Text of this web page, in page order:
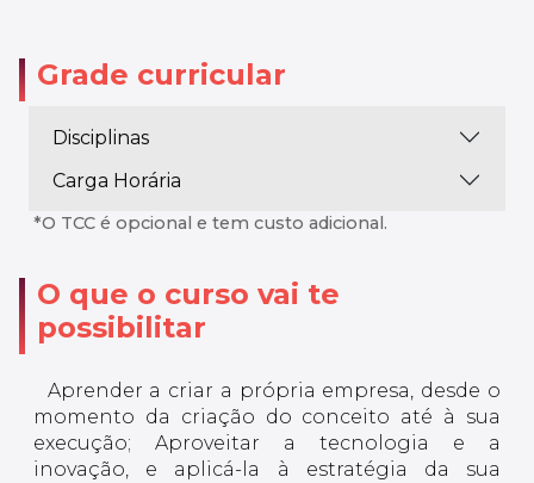
Grade curricular
Disciplinas
Carga Horária
*O TCC é opcional e tem custo adicional.
O que o curso vai te
possibilitar
Aprender a criar a própria empresa, desde o
momento da criação do conceito até à sua
execução; Aproveitar a tecnologia e a
inovação, e aplicá-la à estratégia da sua